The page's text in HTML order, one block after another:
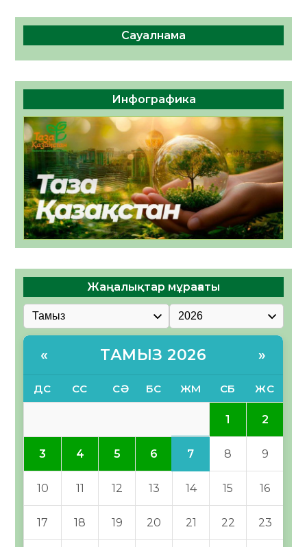
Сауалнама
Инфографика
Жаңалықтар мұрағаты
« ТАМЫЗ 2026 »
ДС СС СӘ БС ЖМ СБ ЖС
1 2
3 4 5 6 7 8 9
10 11 12 13 14 15 16
17 18 19 20 21 22 23